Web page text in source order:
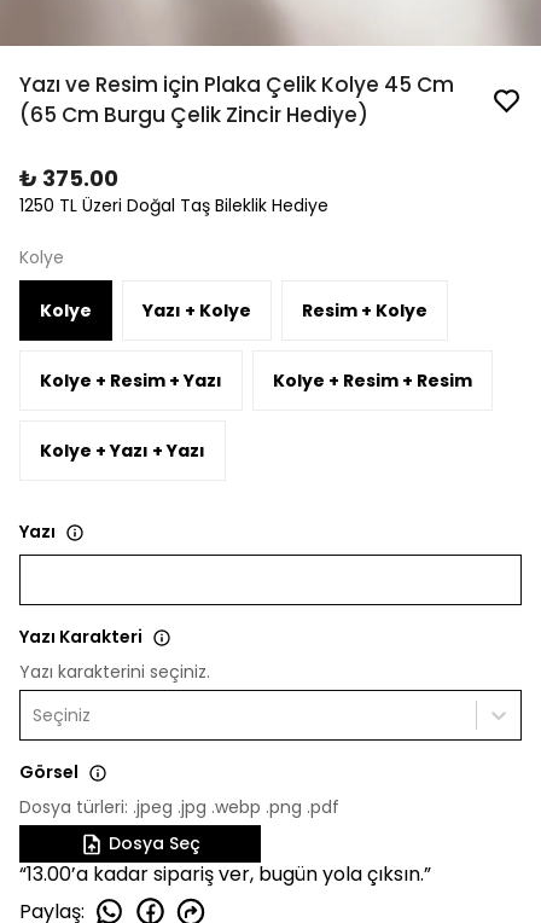
Yazı ve Resim için Plaka Çelik Kolye 45 Cm
(65 Cm Burgu Çelik Zincir Hediye)
₺ 375.00
1250 TL Üzeri Doğal Taş Bileklik Hediye
Kolye
Kolye Yazı + Kolye Resim + Kolye
Kolye + Resim + Yazı Kolye + Resim + Resim
Kolye + Yazı + Yazı
Yazı
Yazı Karakteri
Yazı karakterini seçiniz.
Seçiniz
Görsel
Dosya türleri: .jpeg .jpg .webp .png .pdf
Dosya Seç
“13.00’a kadar sipariş ver, bugün yola çıksın.”
Paylaş: